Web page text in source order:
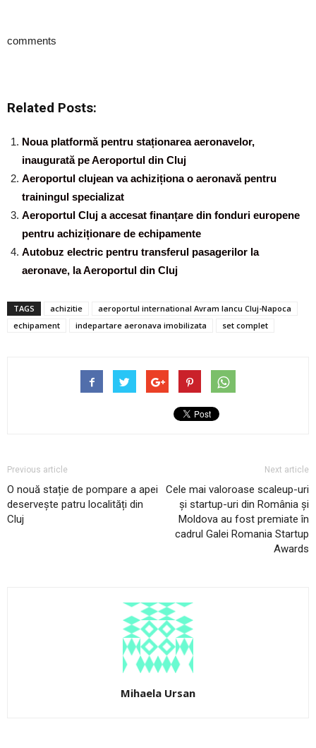
comments
Related Posts:
Noua platformă pentru staționarea aeronavelor,
inaugurată pe Aeroportul din Cluj
Aeroportul clujean va achiziționa o aeronavă pentru
trainingul specializat
Aeroportul Cluj a accesat finanțare din fonduri europene
pentru achiziționare de echipamente
Autobuz electric pentru transferul pasagerilor la
aeronave, la Aeroportul din Cluj
TAGS achizitie
aeroportul international Avram Iancu Cluj-Napoca
echipament
indepartare aeronava imobilizata set complet
Previous article
O nouă stație de pompare a apei
deservește patru localități din
Cluj
Next article
Cele mai valoroase scaleup-uri
și startup-uri din România și
Moldova au fost premiate în
cadrul Galei Romania Startup
Awards
Mihaela Ursan